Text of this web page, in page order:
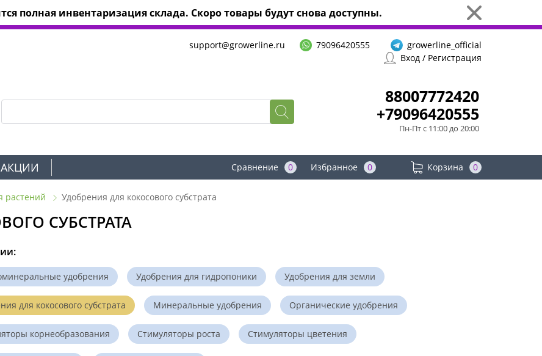
полная инвентаризация склада. Скоро товары будут снова доступны.
support@growerline.ru 79096420555
growerline_official
Вход / Регистрация
88007772420
+79096420555
Пн-Пт с 11:00 до 20:00
АКЦИИ Корзина 0
Избранное 0
Сравнение 0
растений Удобрения для кокосового субстрата
СУБСТРАТА
удобрения Удобрения для гидропоники Удобрения для земли
для кокосового субстрата Минеральные удобрения Органические удобрения
корнеобразования Стимуляторы роста Стимуляторы цветения